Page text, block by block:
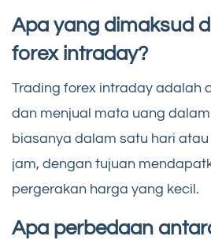
Apa yang dimaksud
forex intraday?
Trading forex intraday adalah
dan menjual mata uang
biasanya dalam satu hari
jam, dengan tujuan
pergerakan harga yang kecil.
Apa perbedaan